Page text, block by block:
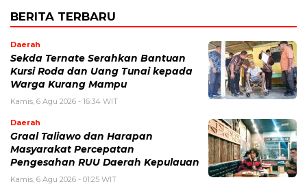
BERITA TERBARU
Daerah
Sekda Ternate Serahkan Bantuan
Kursi Roda dan Uang Tunai kepada
Warga Kurang Mampu
Kamis, 6 Agu 2026 - 16:34 WIT
Daerah
Graal Taliawo dan Harapan
Masyarakat Percepatan
Pengesahan RUU Daerah Kepulauan
Kamis, 6 Agu 2026 - 01:25 WIT